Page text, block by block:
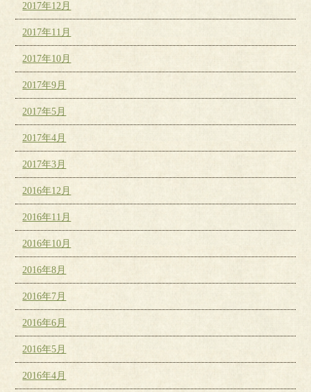
2017年12月
2017年11月
2017年10月
2017年9月
2017年5月
2017年4月
2017年3月
2016年12月
2016年11月
2016年10月
2016年8月
2016年7月
2016年6月
2016年5月
2016年4月